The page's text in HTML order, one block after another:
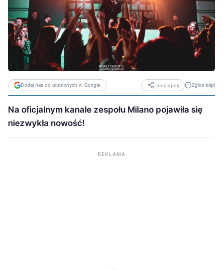
Dodaj nas do ulubionych w Google Udostępnij Zgłoś błąd
Na oficjalnym kanale zespołu Milano pojawiła się
niezwykła nowość!
REKLAMA